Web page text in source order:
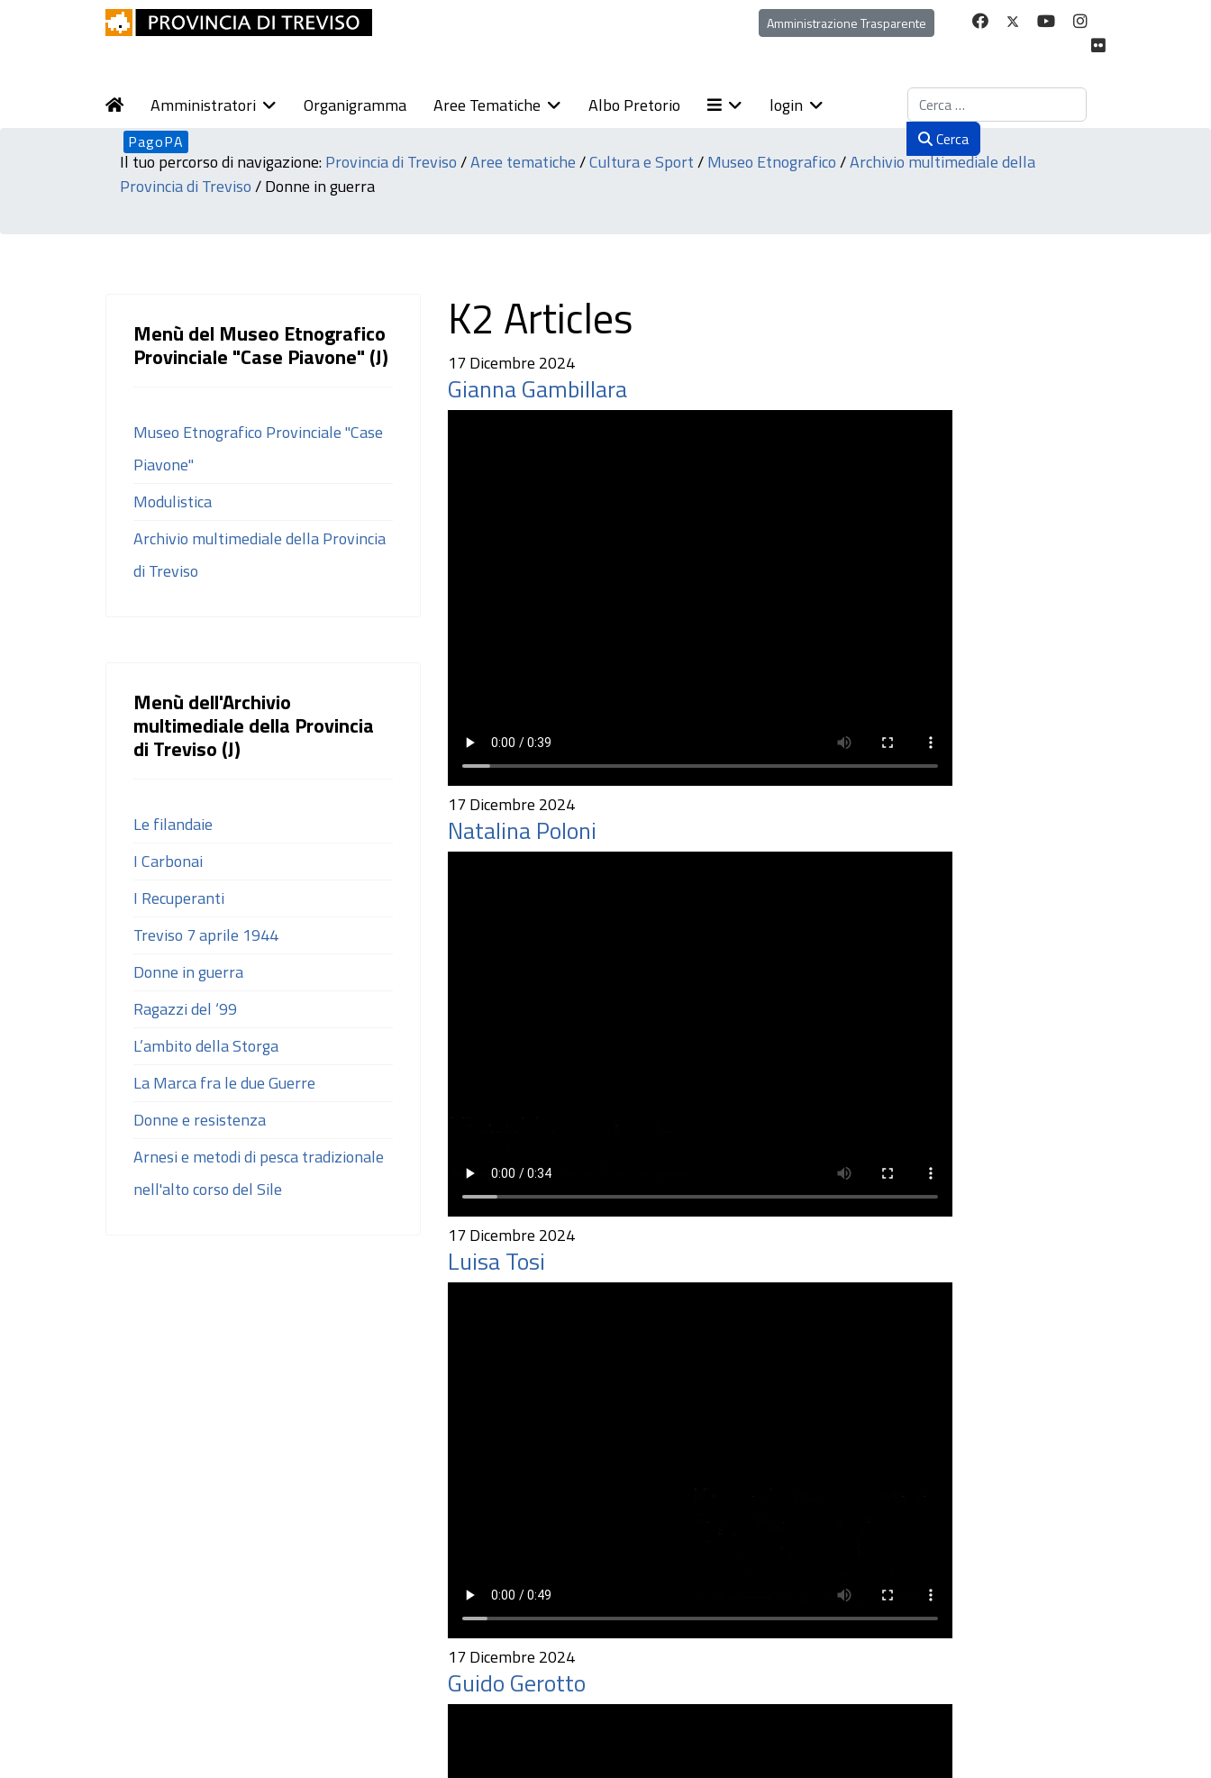
Amministrazione Trasparente
Amministratori Organigramma Aree Tematiche Albo Pretorio login
PagoPA
Cerca
Cerca
Il tuo percorso di navigazione:Provincia di Treviso/Aree tematiche/Cultura e Sport/Museo Etnografico/Archivio multimediale della
Provincia di Treviso/Donne in guerra
Menù del Museo Etnografico
Provinciale "Case Piavone" (J)
Museo Etnografico Provinciale "Case
Piavone"
Modulistica
Archivio multimediale della Provincia
di Treviso
Menù dell'Archivio
multimediale della Provincia
di Treviso (J)
Le filandaie
I Carbonai
I Recuperanti
Treviso 7 aprile 1944
Donne in guerra
Ragazzi del ‘99
L’ambito della Storga
La Marca fra le due Guerre
Donne e resistenza
Arnesi e metodi di pesca tradizionale
nell'alto corso del Sile
K2 Articles
17 Dicembre 2024
Gianna Gambillara
17 Dicembre 2024
Natalina Poloni
17 Dicembre 2024
Luisa Tosi
17 Dicembre 2024
Guido Gerotto